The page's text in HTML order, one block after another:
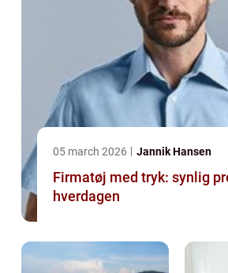
05 march 2026 Jannik Hansen
Firmatøj med tryk: synlig
hverdagen